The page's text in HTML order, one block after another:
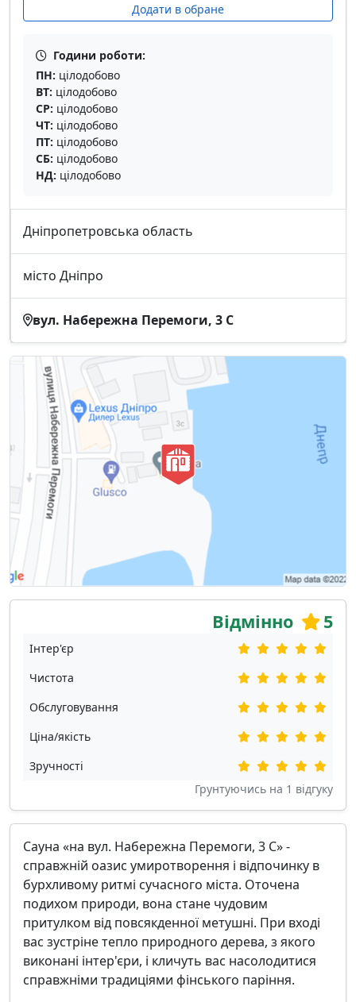
Додати в обране
Години роботи:
ПН: цілодобово
ВТ: цілодобово
СР: цілодобово
ЧТ: цілодобово
ПТ: цілодобово
СБ: цілодобово
НД: цілодобово
Дніпропетровська область
місто Дніпро
вул. Набережна Перемоги, 3 С
Відмінно 5
Інтер'єр
Чистота
Обслуговування
Ціна/якість
Зручності
Грунтуючись на 1 відгуку
Сауна «на вул. Набережна Перемоги, 3 С» -
справжній оазис умиротворення і відпочинку в
бурхливому ритмі сучасного міста. Оточена
подихом природи, вона стане чудовим
притулком від повсякденної метушні. При вході
вас зустріне тепло природного дерева, з якого
виконані інтер'єри, і кличуть вас насолодитися
справжніми традиціями фінського паріння.